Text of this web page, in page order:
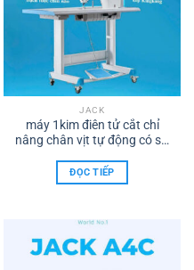
JACK
máy 1kim điên tử cắt chỉ
nâng chân vịt tự động có sử
TMDV XNK Máy may TÂM
HỒNG PHÁT biên hoà ĐT.
ĐỌC TIẾP